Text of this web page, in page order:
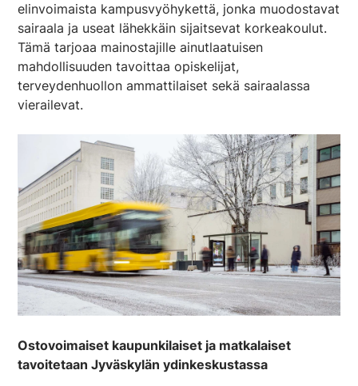
elinvoimaista kampusvyöhykettä, jonka muodostavat
sairaala ja useat lähekkäin sijaitsevat korkeakoulut.
Tämä tarjoaa mainostajille ainutlaatuisen
mahdollisuuden tavoittaa opiskelijat,
terveydenhuollon ammattilaiset sekä sairaalassa
vierailevat.
Ostovoimaiset kaupunkilaiset ja matkalaiset
tavoitetaan Jyväskylän ydinkeskustassa